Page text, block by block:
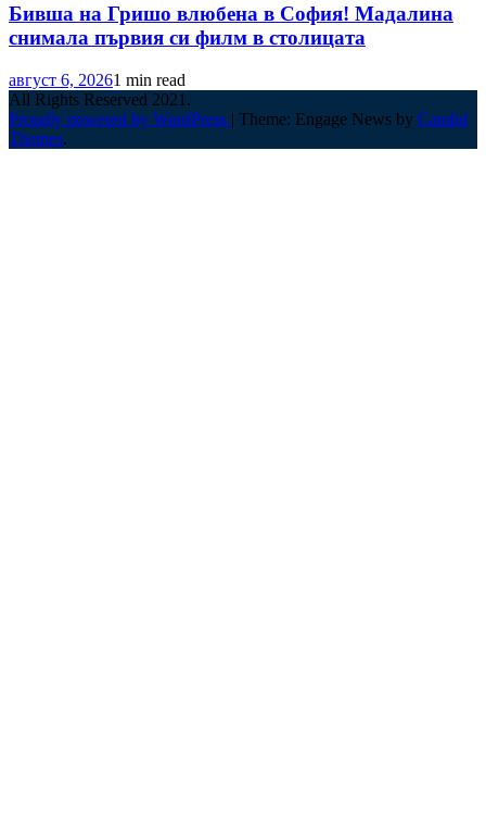
Бивша на Гришо влюбена в София! Мадалина
снимала първия си филм в столицата
август 6, 20261 min read
All Rights Reserved 2021.
Proudly powered by WordPress | Theme: Engage News by Candid
Themes.